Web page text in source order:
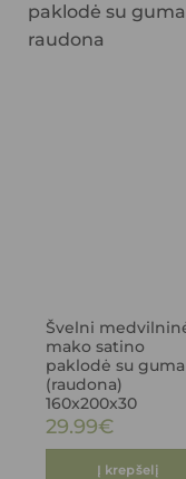
Švelni
mako satino
paklodė su guma
(raudona)
160x200x30
29.99€
Į krepšelį